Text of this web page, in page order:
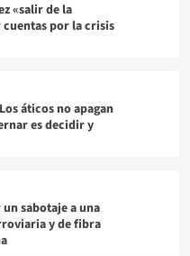
«salir de la
por la crisis
áticos no apagan
es decidir y
sabotaje a una
y de fibra